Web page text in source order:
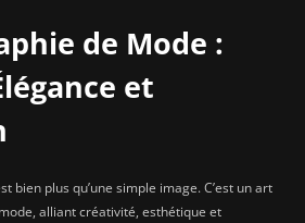
de Mode :
et
bien plus qu’une simple image. C’est un art
alliant créativité, esthétique et